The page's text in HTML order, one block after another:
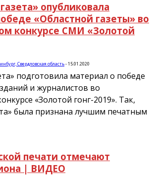
опубликовала
«Областной газеты» во
конкурсе СМИ «Золотой
Свердловская область-15.01.2020
подготовила материал о победе
и журналистов во
«Золотой гонг-2019». Так,
была признана лучшим печатным
печати отмечают
| ВИДЕО